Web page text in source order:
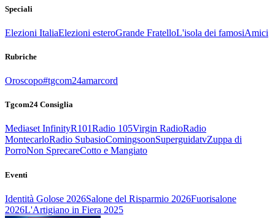
Speciali
Elezioni ItaliaElezioni esteroGrande FratelloL'isola dei famosiAmici
Rubriche
Oroscopo#tgcom24amarcord
Tgcom24 Consiglia
Mediaset InfinityR101Radio 105Virgin RadioRadio
MontecarloRadio SubasioComingsoonSuperguidatvZuppa di
PorroNon SprecareCotto e Mangiato
Eventi
Identità Golose 2026Salone del Risparmio 2026Fuorisalone
2026L'Artigiano in Fiera 2025